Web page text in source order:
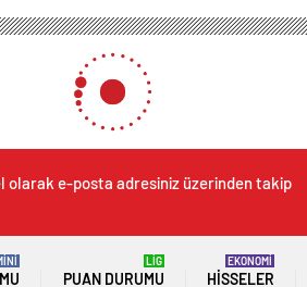
olarak e-posta adresiniz üzerinden takip
PUAN DURUMU
LİG
HISSELER
EKONOMİ